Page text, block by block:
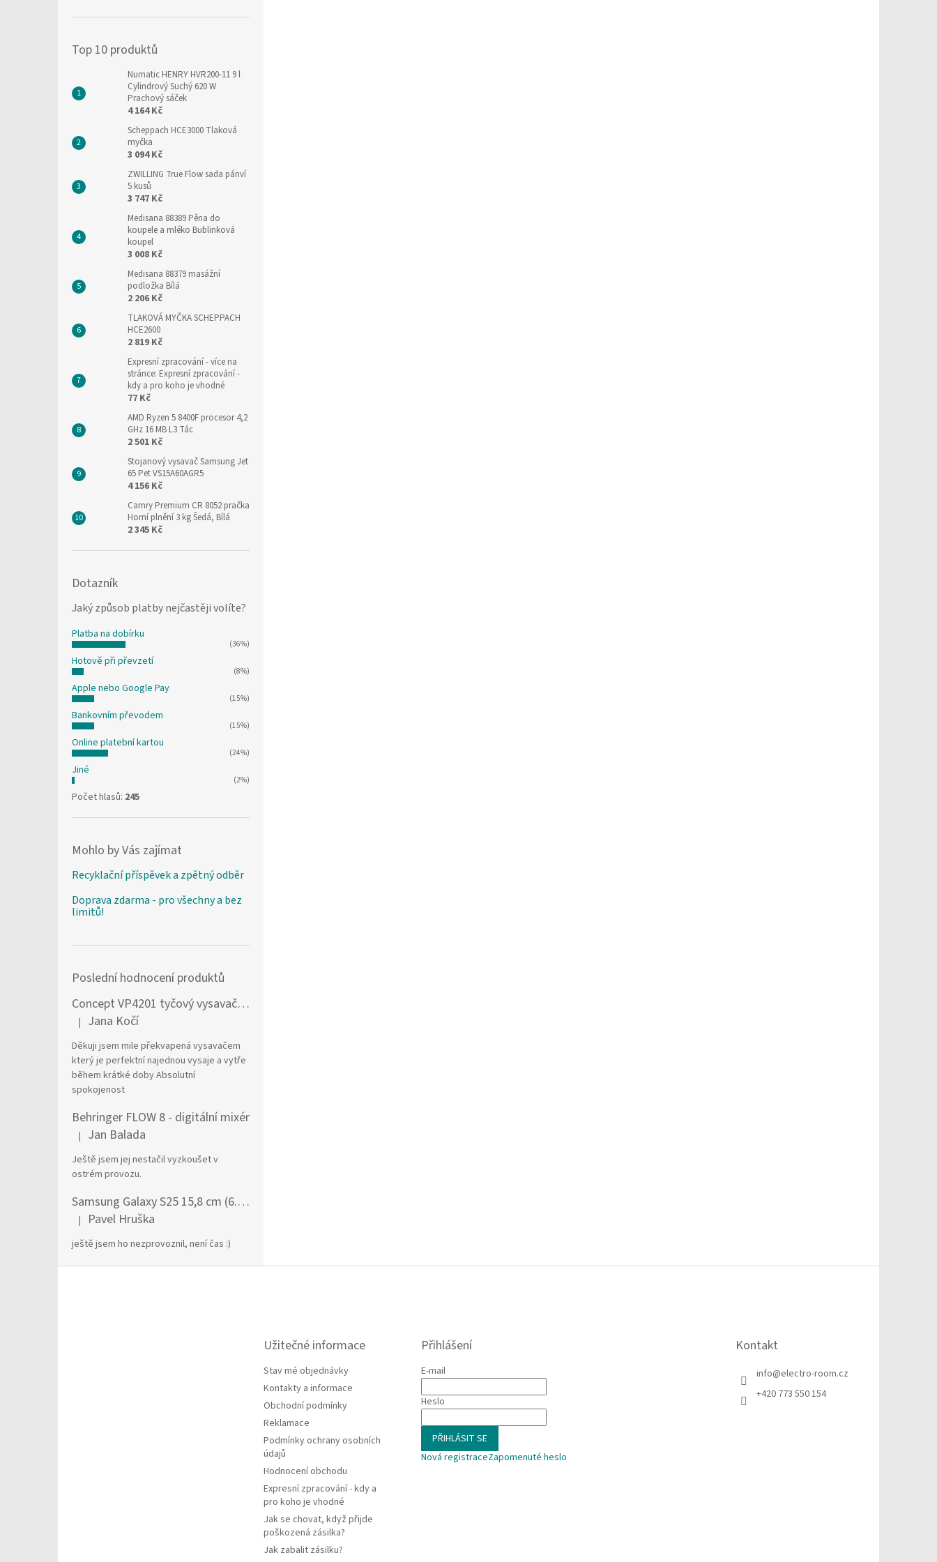
Top 10 produktů
Numatic HENRY HVR200-11 9 l
Cylindrový Suchý 620 W
Prachový sáček
4 164 Kč
Scheppach HCE3000 Tlaková
myčka
3 094 Kč
ZWILLING True Flow sada pánví
5 kusů
3 747 Kč
Medisana 88389 Pěna do
koupele a mléko Bublinková
koupel
3 008 Kč
Medisana 88379 masážní
podložka Bílá
2 206 Kč
TLAKOVÁ MYČKA SCHEPPACH
HCE2600
2 819 Kč
Expresní zpracování- více na
stránce: Expresní zpracování -
kdy a pro koho je vhodné
77 Kč
AMD Ryzen 5 8400F procesor 4,2
GHz 16 MB L3 Tác
2 501 Kč
Stojanový vysavač Samsung Jet
65 Pet VS15A60AGR5
4 156 Kč
Camry Premium CR 8052 pračka
Horní plnění 3 kg Šedá, Bílá
2 345 Kč
Dotazník
Jaký způsob platby nejčastěji volíte?
Platba na dobírku
(36%)
Hotově při převzetí
(8%)
Apple nebo Google Pay
(15%)
Bankovním převodem
(15%)
Online platební kartou
(24%)
Jiné
(2%)
Počet hlasů: 245
Mohlo by Vás zajímat
Recyklační příspěvek a zpětný odběr
Doprava zdarma - pro všechny a bez
limitů!
Poslední hodnocení produktů
Concept VP4201 tyčový vysavač / elektrický smeták Tyčový vysavač 2 v 1 AC Suché a mokré Bezsáčkové 0,6 l 90 W Černá, Stříbrná
Hodnocení produktu je 5 z 5 hvězdiček.
| Jana Kočí
Děkuji jsem mile překvapená vysavačem
který je perfektní najednou vysaje a vytře
během krátké doby Absolutní
spokojenost
Behringer FLOW 8 - digitální mixér
Hodnocení produktu je 5 z 5 hvězdiček.
| Jan Balada
Ještě jsem jej nestačil vyzkoušet v
ostrém provozu.
Samsung Galaxy S25 15,8 cm (6.2") Dual SIM Android 15 5G USB typu C 12 GB 256 GB 4000 mAh Námořnická modrá
Hodnocení produktu je 1 z 5 hvězdiček.
| Pavel Hruška
ještě jsem ho nezprovoznil, není čas :)
Užitečné informace
Stav mé objednávky
Kontakty a informace
Obchodní podmínky
Reklamace
Podmínky ochrany osobních
údajů
Hodnocení obchodu
Expresní zpracování - kdy a
pro koho je vhodné
Jak se chovat, když přijde
poškozená zásilka?
Jak zabalit zásilku?
Přihlášení
E-mail
Heslo
PŘIHLÁSIT SE
Nová registraceZapomenuté heslo
Kontakt
info@electro-room.cz
+420 773 550 154